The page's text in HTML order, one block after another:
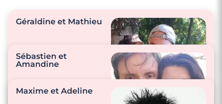
Géraldine et Mathieu
beaucoup de
Sébastien et
Amandine
Maxime et Adeline